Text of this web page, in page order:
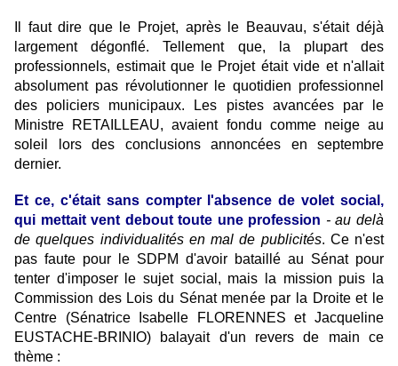
Il faut dire que le Projet, après le Beauvau, s'était déjà
largement dégonflé. Tellement que, la plupart des
professionnels, estimait que le Projet était vide et n'allait
absolument pas révolutionner le quotidien professionnel
des policiers municipaux. Les pistes avancées par le
Ministre RETAILLEAU, avaient fondu comme neige au
soleil lors des conclusions annoncées en septembre
dernier.
Et ce, c'était sans compter l'absence de volet social ,
qui mettait vent debout toute une profession - au delà
de quelques individualités en mal de publicités. Ce n'est
pas faute pour le SDPM d'avoir bataillé au Sénat pour
tenter d'imposer le sujet social, mais la mission puis la
Commission des Lois du Sénat menée par la Droite et le
Centre (Sénatrice Isabelle FLORENNES et Jacqueline
EUSTACHE-BRINIO) balayait d'un revers de main ce
thème :